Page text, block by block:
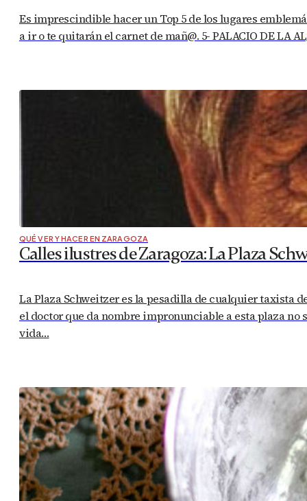
Es imprescindible hacer un Top 5 de los lugares
a ir o te quitarán el carnet de mañ@. 5- PALACIO DE LA
QUÉ VER Y HACER EN ZARAGOZA
Calles ilustres de Zaragoza: La Plaza
La Plaza Schweitzer es la pesadilla de cualquier taxista
el doctor que da nombre impronunciable a esta plaza
vida…